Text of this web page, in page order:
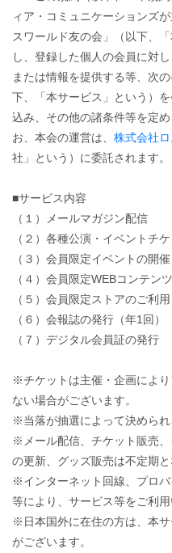
ィア・コミュニケーションズ
スワールド友の会」（以下、
し、登録した個人の会員に対
または情報を提供する等、次
下、「本サービス」という）
込み、その他の諸条件等を定
お、本会の運営は、 株式会社
社」という）に委託されます。
■サービス内容
（１）メールマガジン配信
（２）各種公演・イベントチ
（３）会員限定イベントの開催
（４）会員限定WEBコンテン
（５）会員限定ストアのご利用
（６）会報誌の発行（年1回）
（７）デジタル会員証の発行
※チケットは主催・企画によ
ない場合がございます。
※当落が抽選によって決められ
※メール配信、チケット販売
の更新、グッズ販売は不定期と
※インターネット回線、プロ
等により、サービス等をご利
※日本国外に在住の方は、本
がございます。